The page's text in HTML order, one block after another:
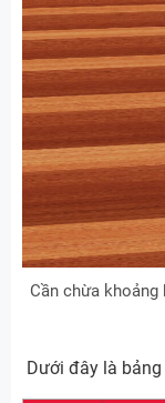
Cần chừa
Dưới đây là